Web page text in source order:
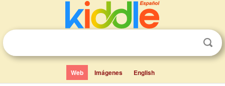
Web Imágenes English